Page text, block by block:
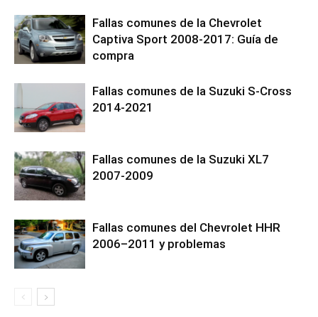
Fallas comunes de la Chevrolet
Captiva Sport 2008-2017: Guía de
compra
Fallas comunes de la Suzuki S-Cross
2014-2021
Fallas comunes de la Suzuki XL7
2007-2009
Fallas comunes del Chevrolet HHR
2006–2011 y problemas